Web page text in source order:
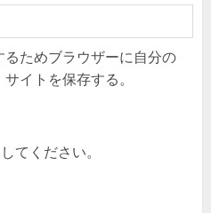
ためブラウザーに自分の
イトを保存する。
てください。